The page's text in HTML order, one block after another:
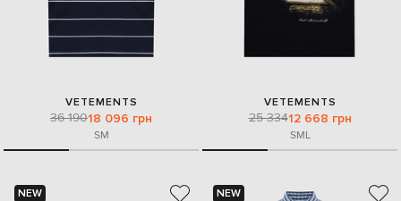
VETEMENTS
36 19018 096 грн
SM
VETEMENTS
25 33412 668 грн
SML
NEW
NEW